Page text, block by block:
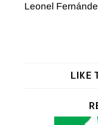
Leonel
LIKE